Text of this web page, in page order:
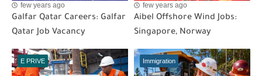
few years ago
Galfar Qatar Careers: Galfar
Qatar Job Vacancy
few years ago
Aibel Offshore Wind Jobs:
Singapore, Norway
E PRIVE Immigration